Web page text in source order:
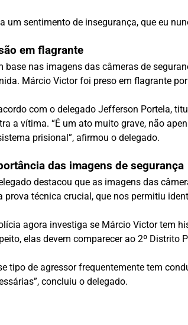
um sentimento de insegurança, que eu
em flagrante
base nas imagens das câmeras de
Márcio Victor foi preso em flagrante
com o delegado Jefferson Portela,
a vítima. “É um ato muito grave, não
prisional”, afirmou o delegado.
das imagens de segurança
destacou que as imagens das
prova técnica crucial, que nos permitiu
agora investiga se Márcio Victor tem
elas devem comparecer ao 2º
tipo de agressor frequentemente tem
concluiu o delegado.